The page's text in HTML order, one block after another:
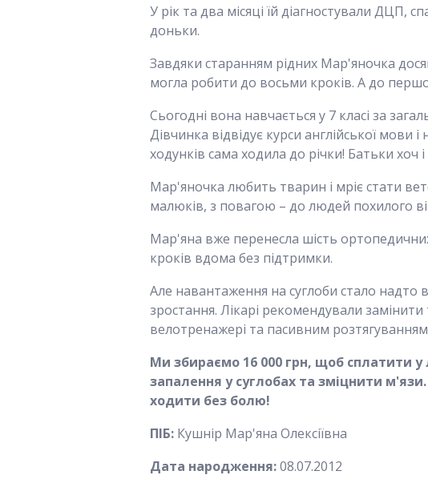
У рік та два місяці їй діагностували ДЦП,
доньки.
Завдяки старанням рідних Мар'яночка
могла робити до восьми кроків. А до
Сьогодні вона навчається у 7 класі за
Дівчинка відвідує курси англійської
ходунків сама ходила до річки! Батьки хоч
Мар'яночка любить тварин і мріє стати
малюків, з повагою – до людей похилого
Мар'яна вже перенесла шість
кроків вдома без підтримки.
Але навантаження на суглоби стало
зростання. Лікарі рекомендували
велотренажері та пасивним
Ми збираємо 16 000 грн, щоб сплатити
запалення у суглобах та зміцнити
ходити без болю!
ПІБ: Кушнір Мар'яна Олексіївна
Дата народження:08.07.2012